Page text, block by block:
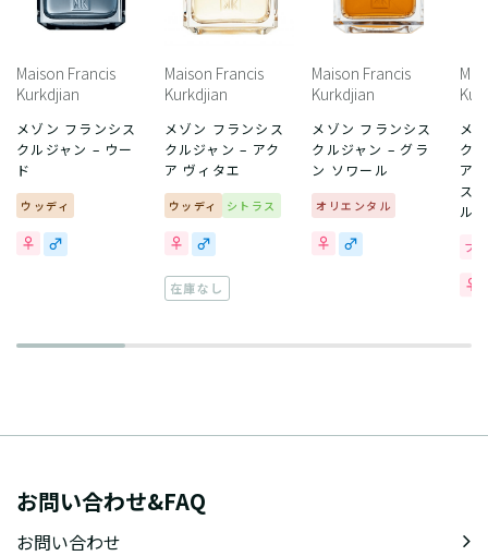
Maison Francis
Kurkdjian
メゾン フランシス
クルジャン – ウー
ド
ウッディ
Maison Francis
Kurkdjian
メゾン フランシス
クルジャン – アク
ア ヴィタエ
ウッディ シトラス
在庫なし
Maison Francis
Kurkdjian
メゾン フランシス
クルジャン – グラ
ン ソワール
オリエンタル
メ
ク
ア
ス
ルテ
フ
お問い合わせ&FAQ
お問い合わせ